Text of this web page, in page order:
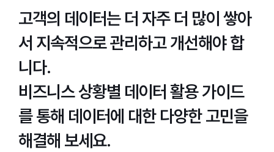
고객의 데이터는 더 자주 더 많이 쌓아
서 지속적으로 관리하고 개선해야 합
니다.
비즈니스 상황별 데이터 활용 가이드
를 통해 데이터에 대한 다양한 고민을
해결해 보세요.